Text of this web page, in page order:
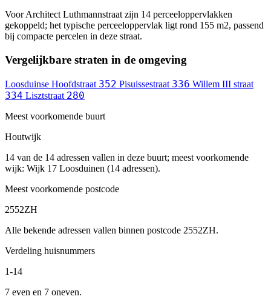
Voor Architect Luthmannstraat zijn 14 perceeloppervlakken
gekoppeld; het typische perceeloppervlak ligt rond 155 m2, passend
bij compacte percelen in deze straat.
Vergelijkbare straten in de omgeving
Loosduinse Hoofdstraat 352 Pisuissestraat 336 Willem III straat
334 Lisztstraat 280
Meest voorkomende buurt
Houtwijk
14 van de 14 adressen vallen in deze buurt; meest voorkomende
wijk: Wijk 17 Loosduinen (14 adressen).
Meest voorkomende postcode
2552ZH
Alle bekende adressen vallen binnen postcode 2552ZH.
Verdeling huisnummers
1-14
7 even en 7 oneven.